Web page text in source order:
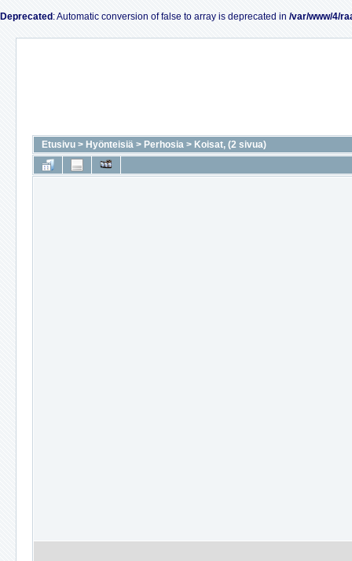
Deprecated : Automatic conversion of false to array is deprecated in /var/www/4/
Etusivu > Hyönteisiä > Perhosia > Koisat, (2 sivua)